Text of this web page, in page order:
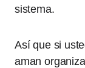
sistema.
Así que si
aman